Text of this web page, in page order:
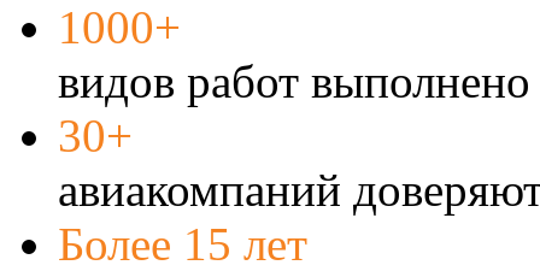
1000+
видов работ выполнено
30+
авиакомпаний
Более 15 лет